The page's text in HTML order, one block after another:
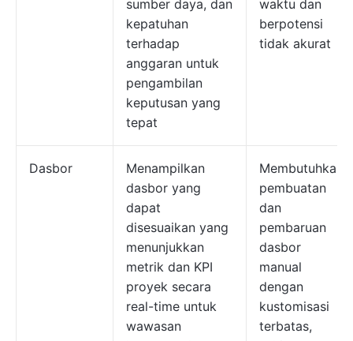
sumber daya, dan
kepatuhan
terhadap
anggaran untuk
pengambilan
keputusan yang
tepat
waktu dan
berpotensi
tidak akurat
Dasbor
Menampilkan
dasbor yang
dapat
disesuaikan yang
menunjukkan
metrik dan KPI
proyek secara
real-time untuk
wawasan
Membutuhkan
pembuatan
dan
pembaruan
dasbor
manual
dengan
kustomisasi
terbatas,